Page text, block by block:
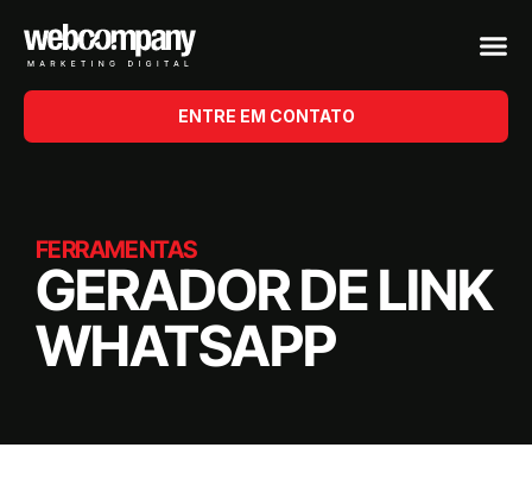
ENTRE EM CONTATO
FERRAMENTAS
GERADOR DE LINK
WHATSAPP